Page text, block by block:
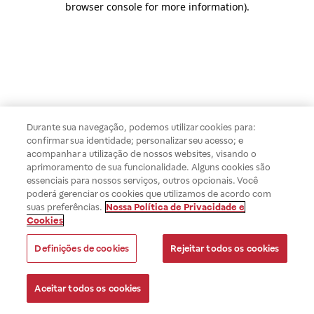
browser console for more information).
Durante sua navegação, podemos utilizar cookies para:
confirmar sua identidade; personalizar seu acesso; e
acompanhar a utilização de nossos websites, visando o
aprimoramento de sua funcionalidade. Alguns cookies são
essenciais para nossos serviços, outros opcionais. Você
poderá gerenciar os cookies que utilizamos de acordo com
suas preferências. Nossa Política de Privacidade e
Cookies
Definições de cookies Rejeitar todos os cookies
Aceitar todos os cookies